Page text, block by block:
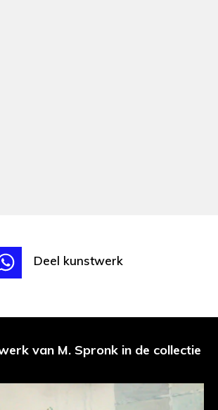
Deel kunstwerk
van M. Spronk in de collectie